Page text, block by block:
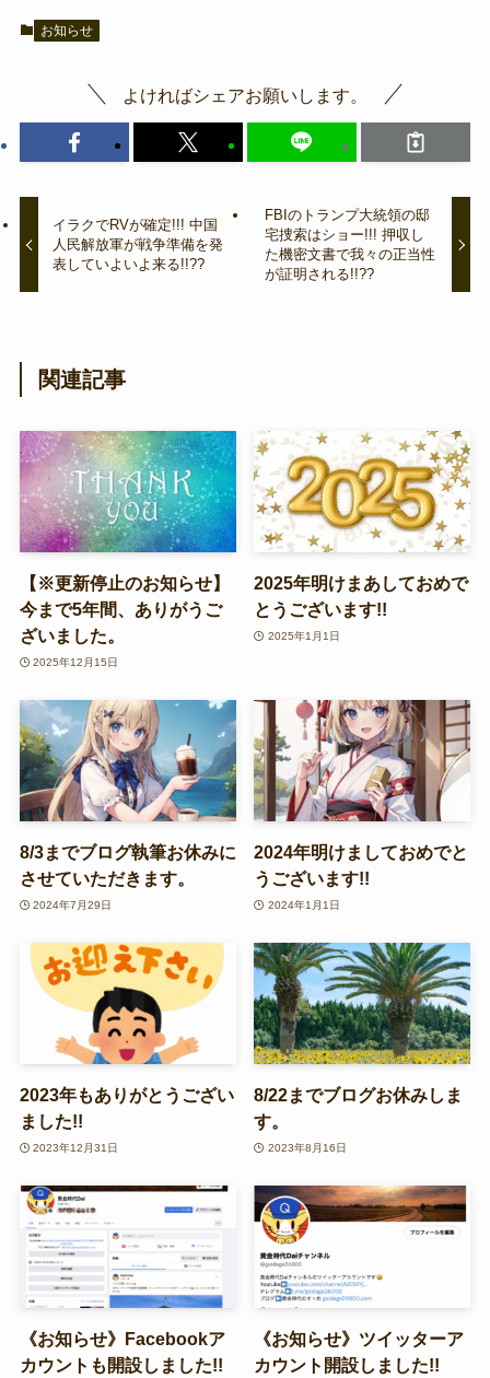
お知らせ
よければシェアお願いします。
イラクでRVが確定!!! 中国
人民解放軍が戦争準備を発
表していよいよ来る!!??
FBIのトランプ大統領の邸
宅捜索はショー!!! 押収し
た機密文書で我々の正当性
が証明される!!??
関連記事
【※更新停止のお知らせ】
今まで5年間、ありがうご
ざいました。
2025年12月15日
2025年明けまあしておめで
とうございます!!
2025年1月1日
8/3までブログ執筆お休みに
させていただきます。
2024年7月29日
2024年明けましておめでと
うございます!!
2024年1月1日
2023年もありがとうござい
ました!!
2023年12月31日
8/22までブログお休みしま
す。
2023年8月16日
《お知らせ》Facebookア
カウントも開設しました!!
《お知らせ》ツイッターア
カウント開設しました!!